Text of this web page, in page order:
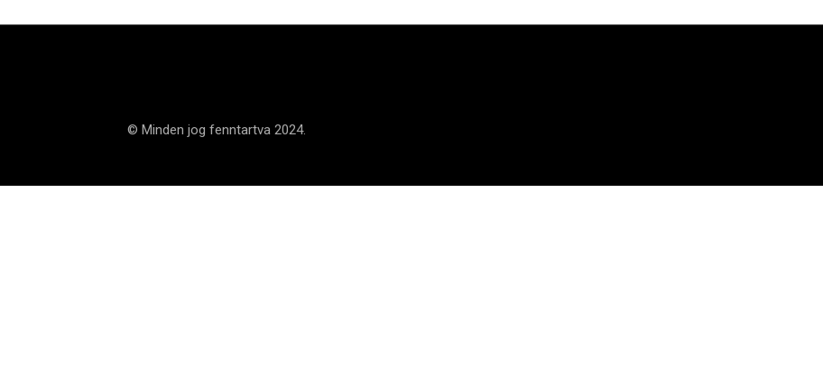
© Minden jog fenntartva 2024.